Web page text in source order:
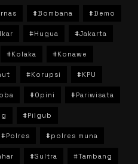
#Bombana #Demo
#Hugua #Jakarta
#Kolaka #Konawe
#Korupsi #KPU
#Opini #Pariwisata
#Pilgub
#Polres #polres muna
#Sultra #Tambang